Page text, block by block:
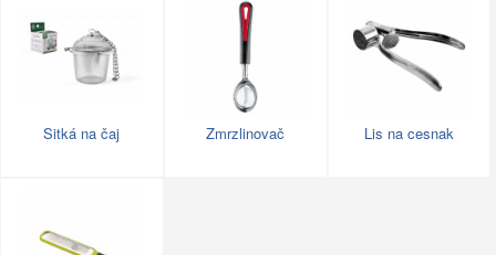
Sitká na čaj Zmrzlinovač Lis na cesnak